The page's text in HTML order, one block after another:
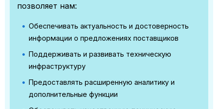
позволяет нам:
Обеспечивать актуальность и достоверность
информации о предложениях поставщиков
Поддерживать и развивать техническую
инфраструктуру
Предоставлять расширенную аналитику и
дополнительные функции